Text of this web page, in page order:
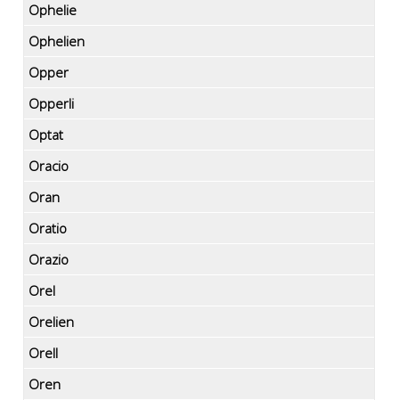
Ophelie
Ophelien
Opper
Opperli
Optat
Oracio
Oran
Oratio
Orazio
Orel
Orelien
Orell
Oren